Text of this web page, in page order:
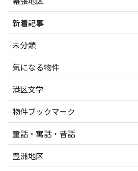
新着記事
未分類
気になる物件
港区文学
物件ブックマーク
童話・寓話・昔話
豊洲地区